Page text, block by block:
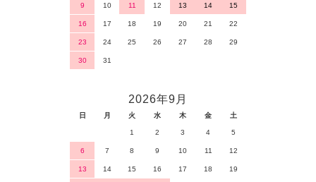
9 10 11 12 13 14 15
16 17 18 19 20 21 22
23 24 25 26 27 28 29
30 31
2026年9月
日 月 火 水 木 金 土
1 2 3 4 5
6 7 8 9 10 11 12
13 14 15 16 17 18 19